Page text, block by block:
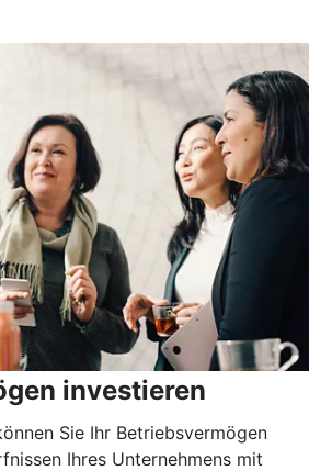
investieren
Sie Ihr Betriebsvermögen
Ihres Unternehmens mit